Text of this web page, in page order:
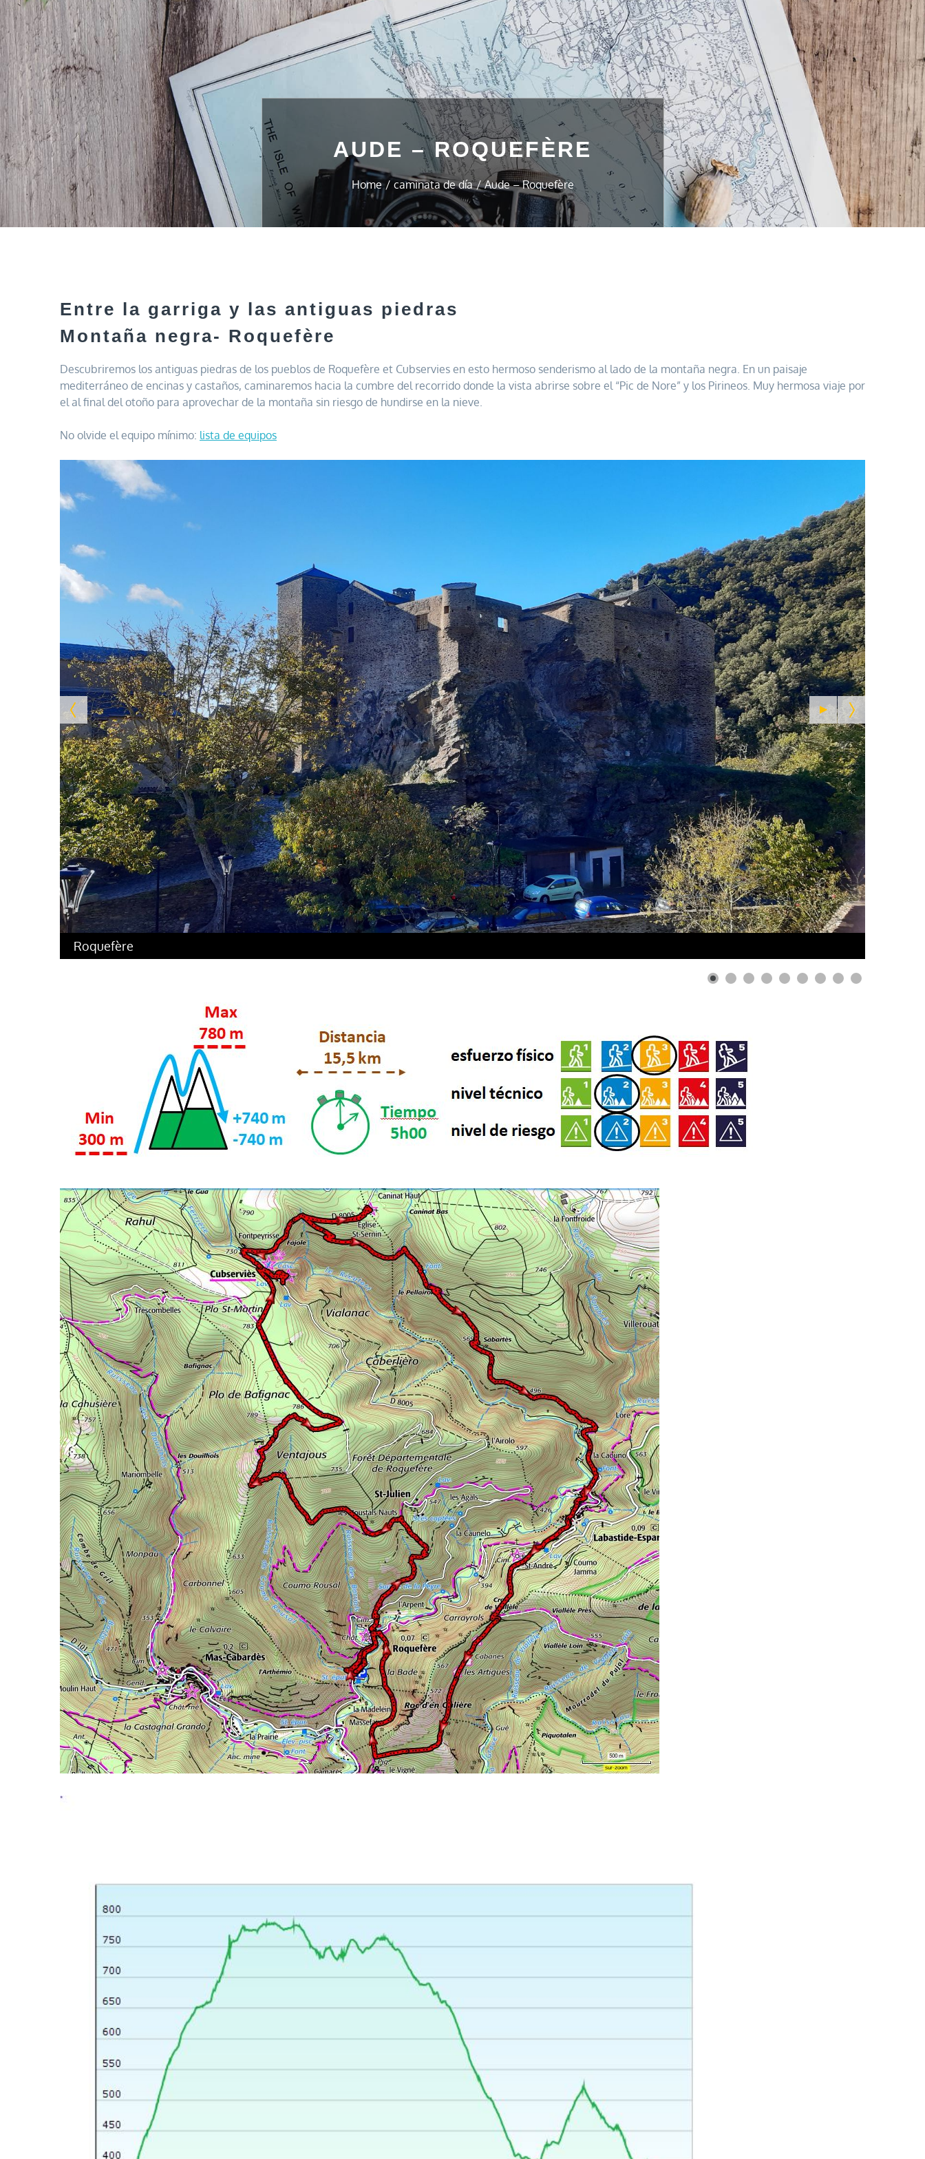
AUDE – ROQUEFÈRE
Home caminata de día Aude – Roquefère
Entre la garriga y las antiguas piedras
Montaña negra- Roquefère
Descubriremos los antiguas piedras de los pueblos de Roquefère et Cubservies en esto hermoso senderismo al lado de la montaña negra. En un paisaje
mediterráneo de encinas y castaños, caminaremos hacia la cumbre del recorrido donde la vista abrirse sobre el “Pic de Nore” y los Pirineos. Muy hermosa viaje por
el al final del otoño para aprovechar de la montaña sin riesgo de hundirse en la nieve.
No olvide el equipo mínimo: lista de equipos
Roquefère